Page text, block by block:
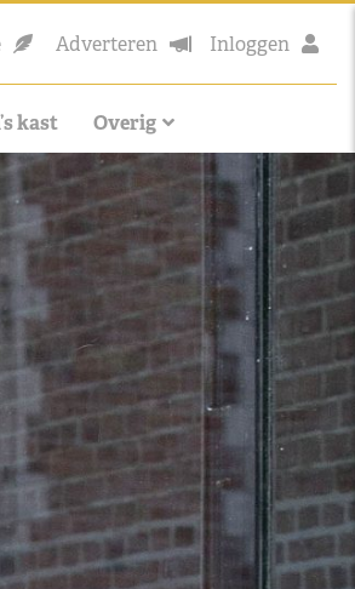
Adverteren Inloggen
kast Overig